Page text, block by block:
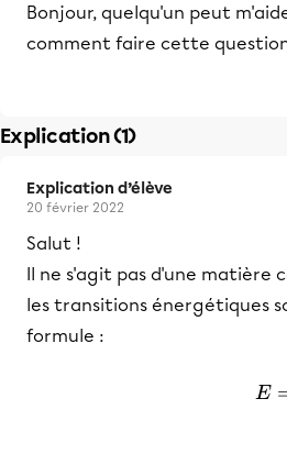
Bonjour, quelqu'un peut
comment faire cette
Explication (1)
Explication d’élève
20 février 2022
Salut !
Il ne s'agit pas d'une matière
les transitions énergétiques
formule :
E